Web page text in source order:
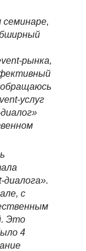
рынка,
услуг
диалога».
с
Это
4